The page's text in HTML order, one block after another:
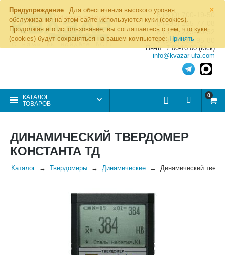
×
Предупреждение
Для обеспечения высокого уровня
обслуживания на этом сайте используются куки (cookies).
Продолжая его использование, вы соглашаетесь с тем, что куки
(cookies) будут сохраняться на вашем компьютере: Принять
8 (800) 700-19-50
8 (495) 255-77-08
8 (347) 225-00-52
8 (986) 963-95-80
Пн-пт: 7.00-16.00 (Мск)
info@kvazar-ufa.com
КАТАЛОГ
ТОВАРОВ
0
ДИНАМИЧЕСКИЙ ТВЕРДОМЕР
КОНСТАНТА ТД
Каталог Твердомеры Динамические Динамический